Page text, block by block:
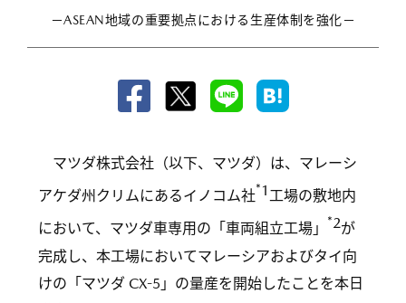
－ASEAN地域の重要拠点における生産体制を強化－
マツダ株式会社（以下、マツダ）は、マレーシ
アケダ州クリムにあるイノコム社*1工場の敷地内
において、マツダ車専用の「車両組立工場」 *2が
完成し、本工場においてマレーシアおよびタイ向
けの「マツダ CX-5」の量産を開始したことを本日